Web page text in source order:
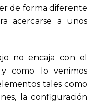
de forma diferente
acercarse a unos
no encaja con el
como lo venimos
tales como
la configuración